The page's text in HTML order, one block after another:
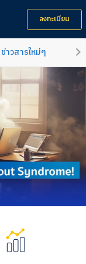
ลงทะเบียน
keyboard_arrow_right
ข่าวสารใหม่ๆ คำแ